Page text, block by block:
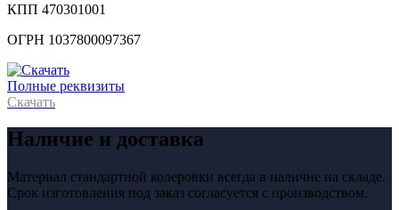
КПП 470301001
ОГРН 1037800097367
Полные реквизиты
Скачать
Наличие и доставка
Материал стандартной колеровки всегда в наличие на складе.
Срок изготовления под заказ согласуется с производством.